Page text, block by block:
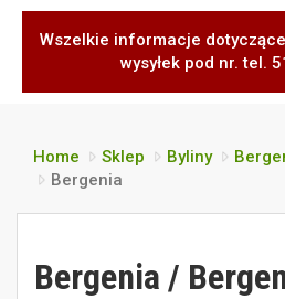
Wszelkie informacje
wysyłek pod nr. tel.
Home Sklep Byliny
Bergenia
Bergenia /